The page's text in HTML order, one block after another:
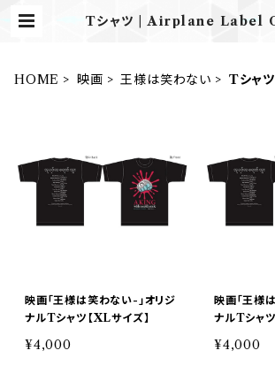
Tシャツ | Airplane Label
HOME 映画 王様は笑わない Tシャツ
映画「王様は笑わない-」オリジ
ナルTシャツ【XLサイズ】
¥4,000
映画「王様
ナルTシャツ
¥4,000